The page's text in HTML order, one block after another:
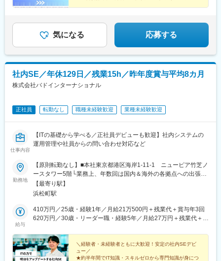
気になる 応募する
社内SE／年休129日／残業15h／昨年度賞与平均8カ月
株式会社バドインターナショナル
正社員 転勤なし 職種未経験歓迎 業種未経験歓迎
仕事内容
【ITの基礎から学べる／正社員デビューも歓迎】社内システムの
運用管理や社員からの問い合わせ対応など
勤務地
【原則転勤なし】■本社東京都港区海岸1-11-1 ニューピア竹芝ノ
ースタワー5階└業務上、年数回は国内＆海外の各拠点への出張が
あります【アクセス】・JR「浜松町駅」／都営浅草線・大江戸線
「大門駅」より徒歩7分
【最寄り駅】
浜松町駅
給与
410万円／25歳・経験1年／月給21万500円＋残業代＋賞与年3回
620万円／30歳・リーダー職・経験5年／月給27万円＋残業代＋賞
＼経験者・未経験者ともに大歓迎！安定の社内SEデビ
ュー／
★約半年間でIT知識・スキルゼロから専門知識が身につ